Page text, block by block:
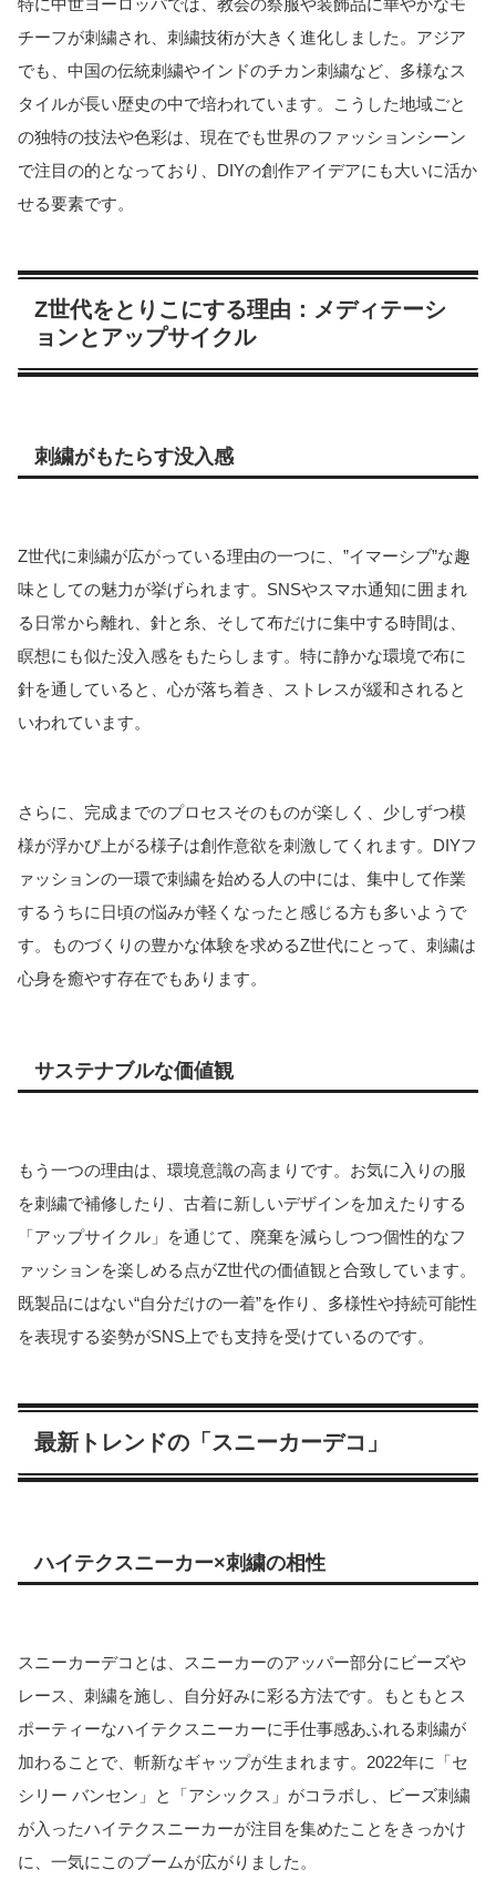
特に中世ヨーロッパでは、教会の祭服や装飾品に華やかなモ
チーフが刺繍され、刺繍技術が大きく進化しました。アジア
でも、中国の伝統刺繍やインドのチカン刺繍など、多様なス
タイルが長い歴史の中で培われています。こうした地域ごと
の独特の技法や色彩は、現在でも世界のファッションシーン
で注目の的となっており、DIYの創作アイデアにも大いに活か
せる要素です。
Z世代をとりこにする理由：メディテーシ
ョンとアップサイクル
刺繍がもたらす没入感
Z世代に刺繍が広がっている理由の一つに、”イマーシブ”な趣
味としての魅力が挙げられます。SNSやスマホ通知に囲まれ
る日常から離れ、針と糸、そして布だけに集中する時間は、
瞑想にも似た没入感をもたらします。特に静かな環境で布に
針を通していると、心が落ち着き、ストレスが緩和されると
いわれています。
さらに、完成までのプロセスそのものが楽しく、少しずつ模
様が浮かび上がる様子は創作意欲を刺激してくれます。DIYフ
ァッションの一環で刺繍を始める人の中には、集中して作業
するうちに日頃の悩みが軽くなったと感じる方も多いようで
す。ものづくりの豊かな体験を求めるZ世代にとって、刺繍は
心身を癒やす存在でもあります。
サステナブルな価値観
もう一つの理由は、環境意識の高まりです。お気に入りの服
を刺繍で補修したり、古着に新しいデザインを加えたりする
「アップサイクル」を通じて、廃棄を減らしつつ個性的なフ
ァッションを楽しめる点がZ世代の価値観と合致しています。
既製品にはない“自分だけの一着”を作り、多様性や持続可能性
を表現する姿勢がSNS上でも支持を受けているのです。
最新トレンドの「スニーカーデコ」
ハイテクスニーカー×刺繍の相性
スニーカーデコとは、スニーカーのアッパー部分にビーズや
レース、刺繍を施し、自分好みに彩る方法です。もともとス
ポーティーなハイテクスニーカーに手仕事感あふれる刺繍が
加わることで、斬新なギャップが生まれます。2022年に「セ
シリー バンセン」と「アシックス」がコラボし、ビーズ刺繍
が入ったハイテクスニーカーが注目を集めたことをきっかけ
に、一気にこのブームが広がりました。